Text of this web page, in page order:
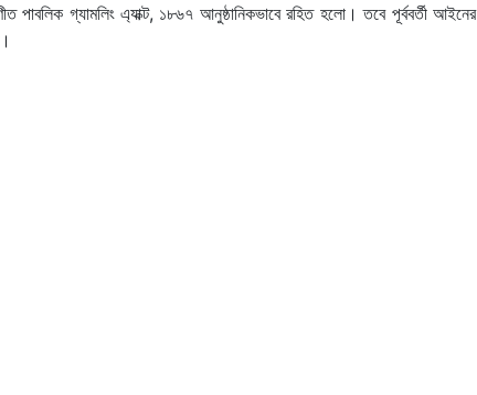
পাবলিক গ্যামলিং এ্যাক্ট, ১৮৬৭ আনুষ্ঠানিকভাবে রহিত হলো। তবে পূর্ববর্তী আইনের